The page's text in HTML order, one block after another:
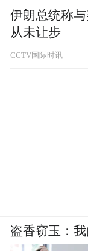
伊朗总统称
从未让步
CCTV国际时讯
盗香窃玉：